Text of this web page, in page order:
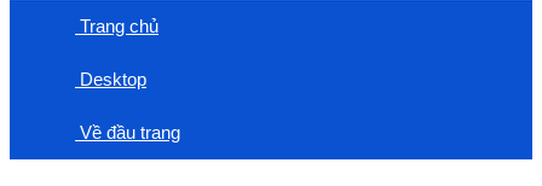
Trang chủ
Desktop
Về đầu trang